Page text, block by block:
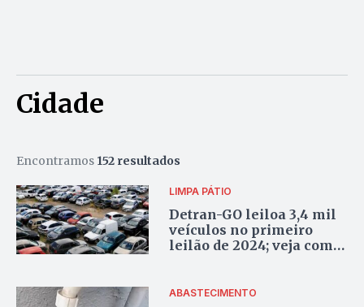
Cidade
Encontramos 152 resultados
LIMPA PÁTIO
Detran-GO leiloa 3,4 mil
veículos no primeiro
leilão de 2024; veja como
ABASTECIMENTO